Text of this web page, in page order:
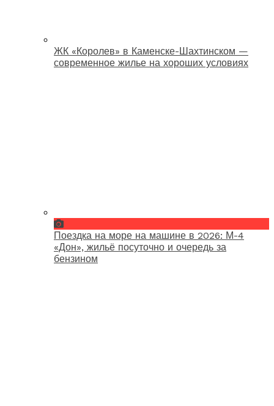
ЖК «Королев» в Каменске-Шахтинском —
современное жилье на хороших условиях
Поездка на море на машине в 2026: М-4
«Дон», жильё посуточно и очередь за
бензином